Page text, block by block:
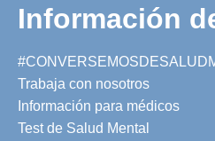
Información
Trabaja con nosotros
Información para médicos
Test de Salud Mental